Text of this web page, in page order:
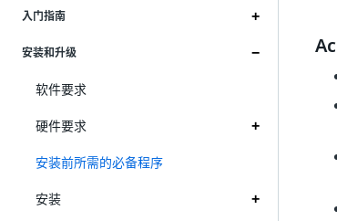
入门指南
安装和升级
软件要求
硬件要求
安装前所需的必备程序
安装